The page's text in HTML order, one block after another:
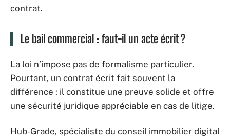
contrat.
Le bail commercial : faut-il un acte écrit ?
La loi n’impose pas de formalisme particulier.
Pourtant, un contrat écrit fait souvent la
différence : il constitue une preuve solide et offre
une sécurité juridique appréciable en cas de litige.
Hub-Grade, spécialiste du conseil immobilier digital